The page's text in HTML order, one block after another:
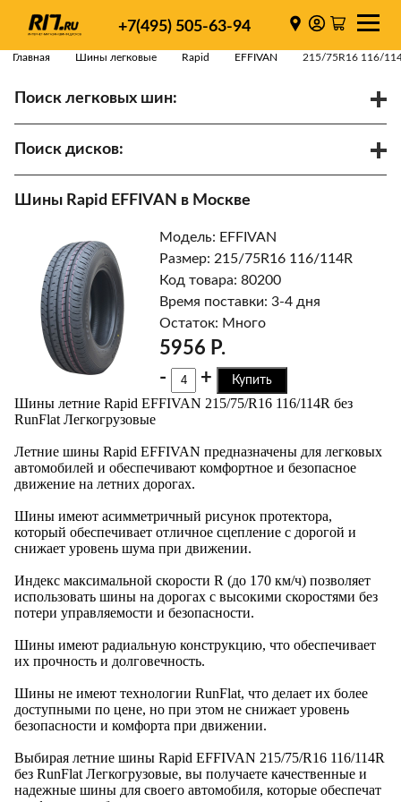
+7(495) 505-63-94
Главная Шины легковые Rapid EFFIVAN 215/75R16 116/
Поиск легковых шин:
Поиск дисков:
Ступица
Найти
Шины Rapid EFFIVAN в Москве
Модель: EFFIVAN
Размер: 215/75R16 116/114R
Код товара: 80200
Время поставки: 3-4 дня
Остаток: Много
5956 Р.
-
+ Купить
Шины летние Rapid EFFIVAN 215/75/R16 116/114R без
RunFlat Легкогрузовые
Летние шины Rapid EFFIVAN предназначены для легковых
автомобилей и обеспечивают комфортное и безопасное
движение на летних дорогах.
Шины имеют асимметричный рисунок протектора,
который обеспечивает отличное сцепление с дорогой и
снижает уровень шума при движении.
Индекс максимальной скорости R (до 170 км/ч) позволяет
использовать шины на дорогах с высокими скоростями без
потери управляемости и безопасности.
Шины имеют радиальную конструкцию, что обеспечивает
их прочность и долговечность.
Шины не имеют технологии RunFlat, что делает их более
доступными по цене, но при этом не снижает уровень
безопасности и комфорта при движении.
Выбирая летние шины Rapid EFFIVAN 215/75/R16 116/114R
без RunFlat Легкогрузовые, вы получаете качественные и
надежные шины для своего автомобиля, которые обеспечат